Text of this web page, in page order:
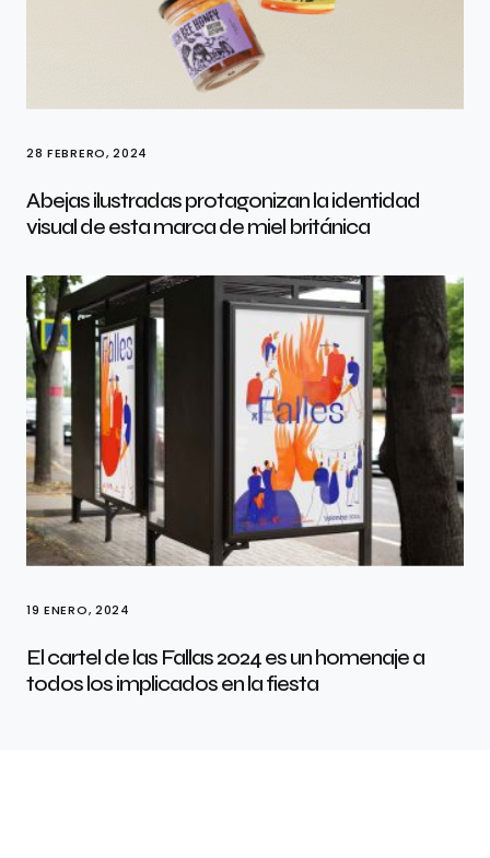
28 FEBRERO, 2024
Abejas ilustradas protagonizan la identidad
visual de esta marca de miel británica
19 ENERO, 2024
El cartel de las Fallas 2024 es un homenaje a
todos los implicados en la fiesta